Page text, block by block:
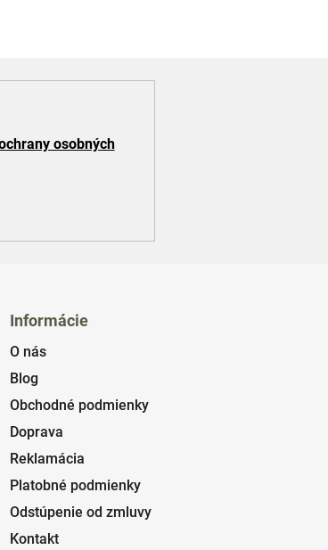
osobných
Informácie
O nás
Blog
Obchodné podmienky
Doprava
Reklamácia
Platobné podmienky
Odstúpenie od zmluvy
Kontakt